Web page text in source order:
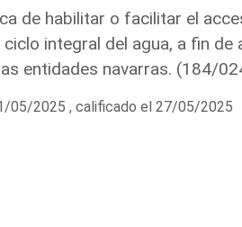
de habilitar o facilitar el
integral del agua, a fin
entidades navarras. (184/
05/2025 , calificado el 27/05/2025